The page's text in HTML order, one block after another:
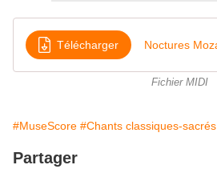
Télécharger
Fichier MIDI
#MuseScore #Chants classiques-sacrés
Partager